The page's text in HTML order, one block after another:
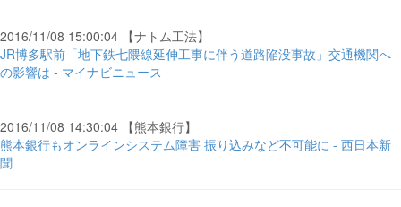
2016/11/08 15:00:04 【ナトム工法】
JR博多駅前「地下鉄七隈線延伸工事に伴う道路陥没事故」交通機関へ
の影響は - マイナビニュース
2016/11/08 14:30:04 【熊本銀行】
熊本銀行もオンラインシステム障害 振り込みなど不可能に - 西日本新
聞